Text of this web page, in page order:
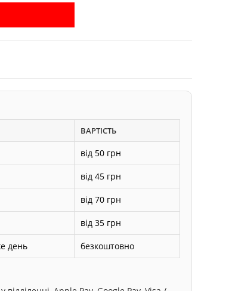
ВАРТІСТЬ
від 50 грн
від 45 грн
від 70 грн
від 35 грн
день безкоштовно